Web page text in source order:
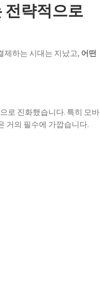
전략적으로
제하는 시대는 지났고, 어떤
으로 진화했습니다. 특히 모바
거의 필수에 가깝습니다.